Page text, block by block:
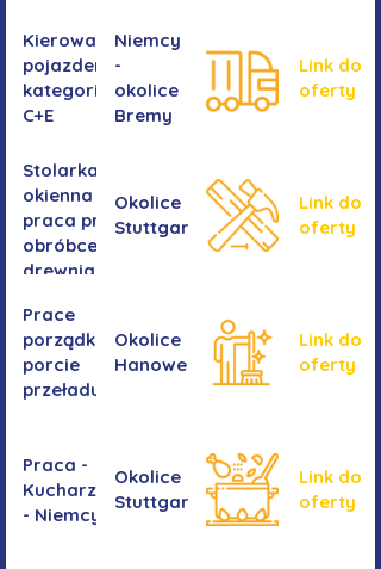
Kierowanie
pojazdem
kategorii
C+E
Niemcy
-
okolice
Bremy
Link do
oferty
Stolarka
okienna -
praca przy
obróbce
drewnianych
okiennych
Okolice
Stuttgartu
Link do
oferty
Prace
porządkowe w
porcie
przeładunkowym
Okolice
Hanoweru
Link do
oferty
Praca -
Kucharz/kucharka
- Niemcy
Okolice
Stuttgartu
Link do
oferty